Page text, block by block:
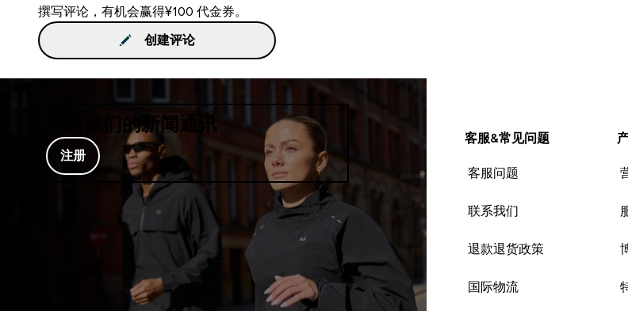
撰写评论，有机会赢得¥100 代金券。
创建评论
注册我们的新闻通讯
注册
客服&常见问题
客服问题
联系我们
退款退货政策
国际物流